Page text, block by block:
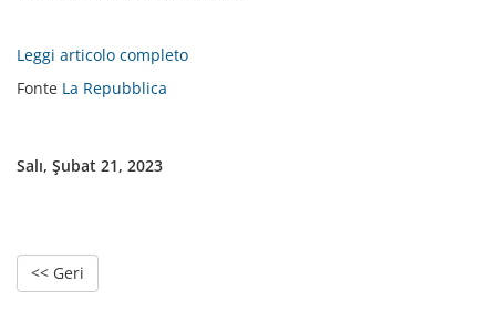
Leggi articolo completo
Fonte La Repubblica
Salı, Şubat 21, 2023
<< Geri